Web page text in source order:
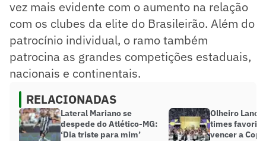
vez mais evidente com o aumento na relação
com os clubes da elite do Brasileirão. Além do
patrocínio individual, o ramo também
patrocina as grandes competições estaduais,
nacionais e continentais.
RELACIONADAS
Lateral Mariano se
despede do Atlético-MG:
‘Dia triste para mim’
Olheiro
times
vencer a